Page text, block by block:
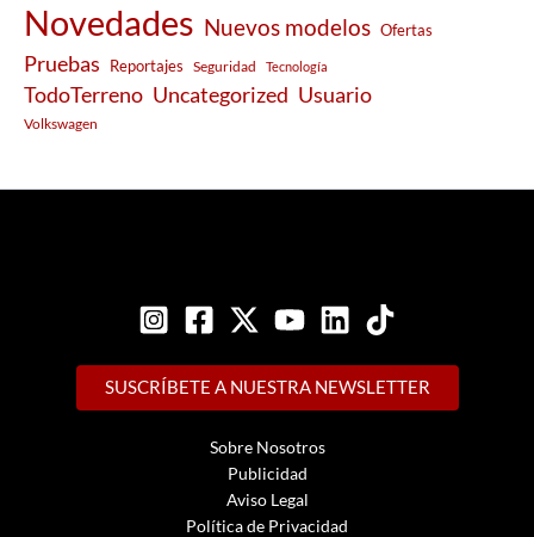
Novedades Nuevos modelos Ofertas
Pruebas Reportajes Seguridad Tecnología
TodoTerreno Uncategorized Usuario
Volkswagen
SUSCRÍBETE A NUESTRA NEWSLETTER
Sobre Nosotros
Publicidad
Aviso Legal
Política de Privacidad